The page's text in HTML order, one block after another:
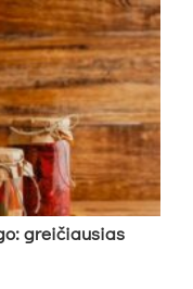
greičiausias